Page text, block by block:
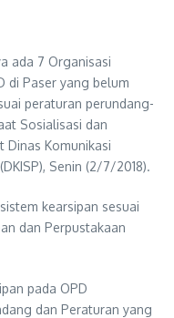
ada 7 Organisasi
di Paser yang belum
peraturan perundang-
Sosialisasi dan
Dinas Komunikasi
Senin (2/7/2018).
kearsipan sesuai
dan Perpustakaan
pada OPD
dan Peraturan yang